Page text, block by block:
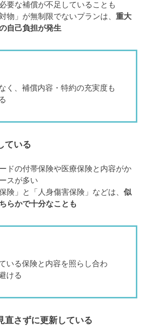
要な補償が不足していることも
物」が無制限でないプランは、 重大
自己負担が発生
く、補償内容・特約の充実度も
ている
ドの付帯保険や医療保険と内容がか
スが多い
険」と「人身傷害保険」などは、 似
らかで十分なことも
いる保険と内容を照らし合わ
ける
直さずに更新している